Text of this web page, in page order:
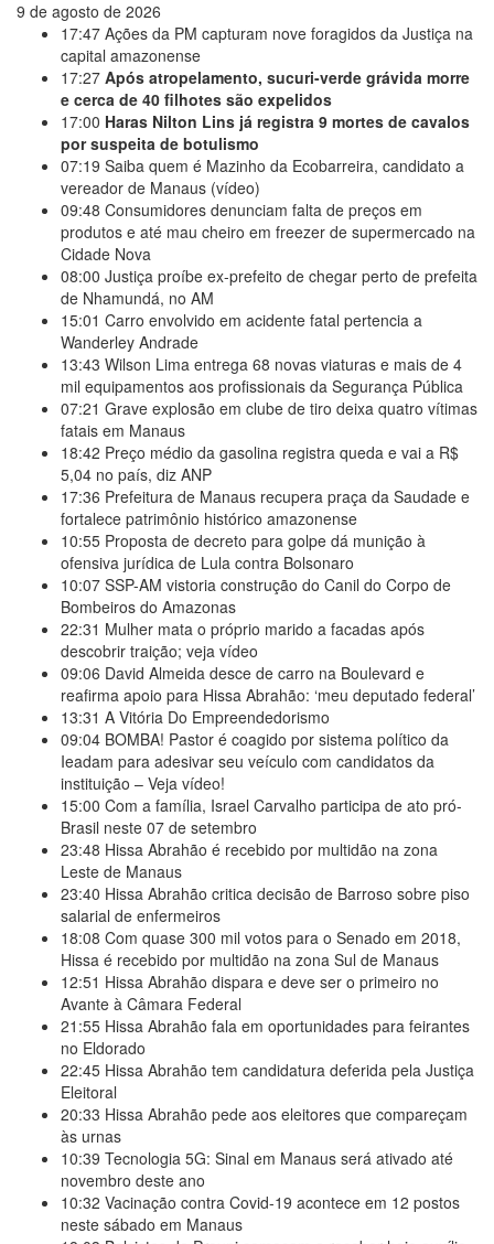
9 de agosto de 2026
17:47 Ações da PM capturam nove foragidos da Justiça na
capital amazonense
17:27 Após atropelamento, sucuri-verde grávida morre
e cerca de 40 filhotes são expelidos
17:00 Haras Nilton Lins já registra 9 mortes de cavalos
por suspeita de botulismo
07:19 Saiba quem é Mazinho da Ecobarreira, candidato a
vereador de Manaus (vídeo)
09:48 Consumidores denunciam falta de preços em
produtos e até mau cheiro em freezer de supermercado na
Cidade Nova
08:00 Justiça proíbe ex-prefeito de chegar perto de prefeita
de Nhamundá, no AM
15:01 Carro envolvido em acidente fatal pertencia a
Wanderley Andrade
13:43 Wilson Lima entrega 68 novas viaturas e mais de 4
mil equipamentos aos profissionais da Segurança Pública
07:21 Grave explosão em clube de tiro deixa quatro vítimas
fatais em Manaus
18:42 Preço médio da gasolina registra queda e vai a R$
5,04 no país, diz ANP
17:36 Prefeitura de Manaus recupera praça da Saudade e
fortalece patrimônio histórico amazonense
10:55 Proposta de decreto para golpe dá munição à
ofensiva jurídica de Lula contra Bolsonaro
10:07 SSP-AM vistoria construção do Canil do Corpo de
Bombeiros do Amazonas
22:31 Mulher mata o próprio marido a facadas após
descobrir traição; veja vídeo
09:06 David Almeida desce de carro na Boulevard e
reafirma apoio para Hissa Abrahão: ‘meu deputado federal’
13:31 A Vitória Do Empreendedorismo
09:04 BOMBA! Pastor é coagido por sistema político da
Ieadam para adesivar seu veículo com candidatos da
instituição – Veja vídeo!
15:00 Com a família, Israel Carvalho participa de ato pró-
Brasil neste 07 de setembro
23:48 Hissa Abrahão é recebido por multidão na zona
Leste de Manaus
23:40 Hissa Abrahão critica decisão de Barroso sobre piso
salarial de enfermeiros
18:08 Com quase 300 mil votos para o Senado em 2018,
Hissa é recebido por multidão na zona Sul de Manaus
12:51 Hissa Abrahão dispara e deve ser o primeiro no
Avante à Câmara Federal
21:55 Hissa Abrahão fala em oportunidades para feirantes
no Eldorado
22:45 Hissa Abrahão tem candidatura deferida pela Justiça
Eleitoral
20:33 Hissa Abrahão pede aos eleitores que compareçam
às urnas
10:39 Tecnologia 5G: Sinal em Manaus será ativado até
novembro deste ano
10:32 Vacinação contra Covid-19 acontece em 12 postos
neste sábado em Manaus